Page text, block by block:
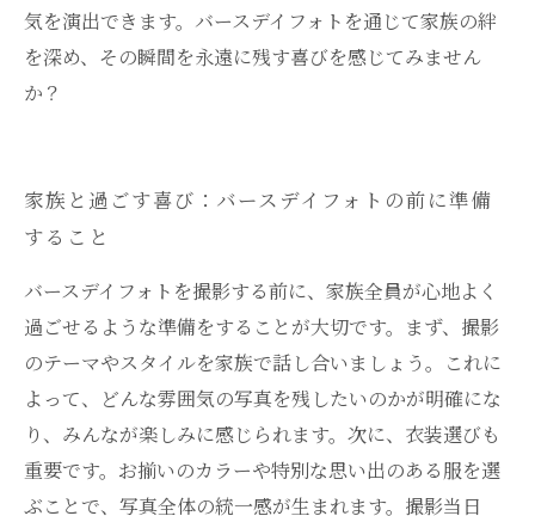
気を演出できます。バースデイフォトを通じて家族の絆
を深め、その瞬間を永遠に残す喜びを感じてみません
か？
家族と過ごす喜び：バースデイフォトの前に準備
すること
バースデイフォトを撮影する前に、家族全員が心地よく
過ごせるような準備をすることが大切です。まず、撮影
のテーマやスタイルを家族で話し合いましょう。これに
よって、どんな雰囲気の写真を残したいのかが明確にな
り、みんなが楽しみに感じられます。次に、衣装選びも
重要です。お揃いのカラーや特別な思い出のある服を選
ぶことで、写真全体の統一感が生まれます。撮影当日